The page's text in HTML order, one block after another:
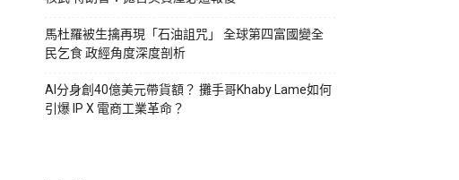
馬杜羅被生擒再現「石油詛咒」 全球第四富國變全
民乞食 政經角度深度剖析
AI分身創40億美元帶貨額？ 攤手哥Khaby Lame如何
引爆 IP X 電商工業革命？